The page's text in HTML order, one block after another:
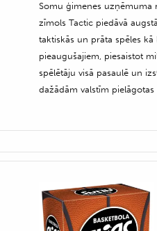
Somu ģimenes uzņēmuma
zīmols Tactic piedāvā
taktiskās un prāta spēles
pieaugušajiem, piesaistot
spēlētāju visā pasaulē un
dažādām valstīm pielāgotas